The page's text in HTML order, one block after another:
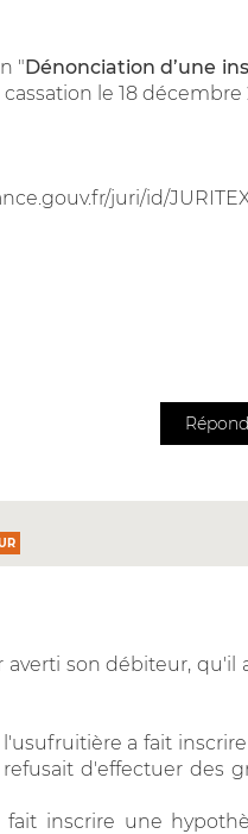
"Dénonciation d’une
le 18 décembre
juri/id/
averti son débiteur,
l'usufruitière a fait
d'effectuer des
fait inscrire une